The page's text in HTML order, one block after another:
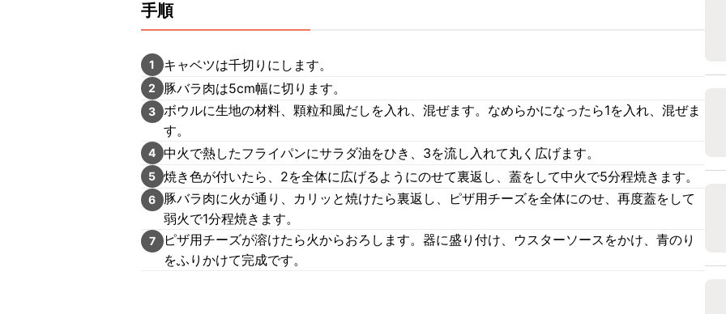
手順
1 キャベツは千切りにします。
2 豚バラ肉は5cm幅に切ります。
3 ボウルに生地の材料、顆粒和風だしを入れ、混ぜます。なめらかになったら1を入れ、混ぜま
す。
4 中火で熱したフライパンにサラダ油をひき、3を流し入れて丸く広げます。
5 焼き色が付いたら、2を全体に広げるようにのせて裏返し、蓋をして中火で5分程焼きます。
6
豚バラ肉に火が通り、カリッと焼けたら裏返し、ピザ用チーズを全体にのせ、再度蓋をして
弱火で1分程焼きます。
7
ピザ用チーズが溶けたら火からおろします。器に盛り付け、ウスターソースをかけ、青のり
をふりかけて完成です。